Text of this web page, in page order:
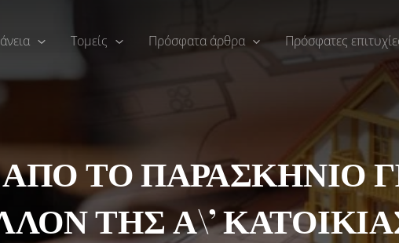
Τομείς Πρόσφατα άρθρα Πρόσφατες
ΤΟ ΠΑΡΑΣΚΗΝΙΟ
ΤΗΣ Α\’